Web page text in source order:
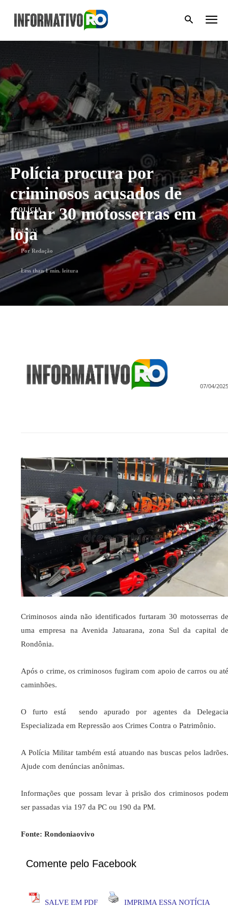
Polícia procura por
criminosos acusados de
furtar 30 motosserras em
loja
POLÍCIA
07/04/2025
Por Redação
Less than 1min. leitura
07/04/2025
Criminosos ainda não identificados furtaram 30 motosserras de
uma empresa na Avenida Jatuarana, zona Sul da capital de
Rondônia.
Após o crime, os criminosos fugiram com apoio de carros ou até
caminhões.
O furto está sendo apurado por agentes da Delegacia
Especializada em Repressão aos Crimes Contra o Patrimônio.
A Polícia Militar também está atuando nas buscas pelos ladrões.
Ajude com denúncias anônimas.
Informações que possam levar à prisão dos criminosos podem
ser passadas via 197 da PC ou 190 da PM.
Fonte: Rondoniaovivo
Comente pelo Facebook
SALVE EM PDF IMPRIMA ESSA NOTÍCIA